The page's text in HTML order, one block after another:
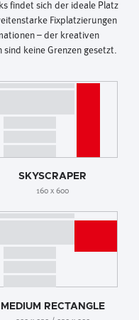
findet sich der ideale Platz
Fixplatzierungen
– der kreativen
keine Grenzen gesetzt.
SKYSCRAPER
160 x 600
MEDIUM RECTANGLE